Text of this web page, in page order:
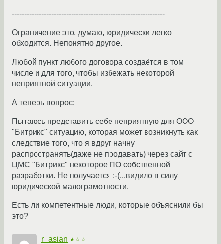
--------------------------------------------------------------
Ограничение это, думаю, юридически легко
обходится. Непонятно другое.
Любой пункт любого договора создаётся в том
числе и для того, чтобы избежать некоторой
неприятной ситуации.
А теперь вопрос:
Пытаюсь представить себе неприятную для ООО
"Битрикс" ситуацию, которая может возникнуть как
следствие того, что я вдруг начну
распространять(даже не продавать) через сайт с
ЦМС "Битрикс" некоторое ПО собственной
разработки. Не получается :-(...видило в силу
юридической малограмотности.
Есть ли компетентные люди, которые объяснили бы
это?
r_asian ★☆☆